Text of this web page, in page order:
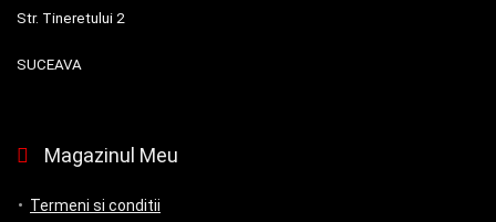
Str. Tineretului 2
SUCEAVA
Magazinul Meu
Termeni si conditii